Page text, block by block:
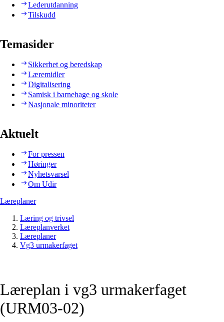
Lederutdanning
Tilskudd
Temasider
Sikkerhet og beredskap
Læremidler
Digitalisering
Samisk i barnehage og skole
Nasjonale minoriteter
Aktuelt
For pressen
Høringer
Nyhetsvarsel
Om Udir
Læreplaner
Læring og trivsel
Læreplanverket
Læreplaner
Vg3 urmakerfaget
Læreplan i vg3 urmakerfaget
(URM03‑02)